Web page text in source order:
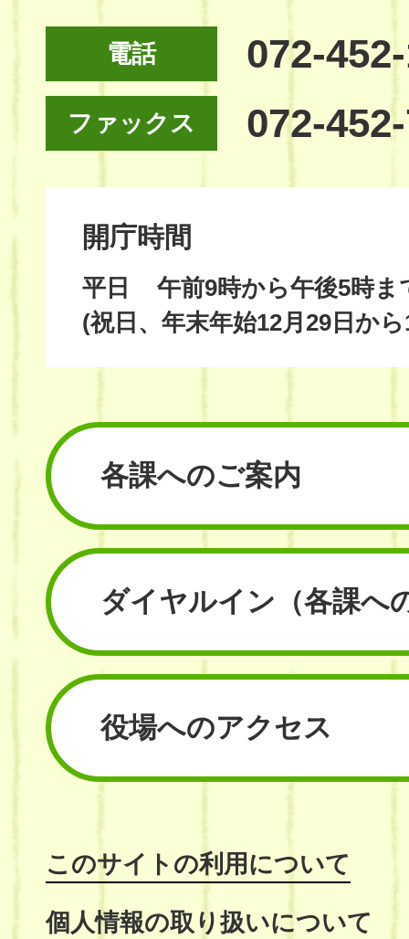
電話 072-
ファックス 072-
開庁時間
平日
午前9時から午後5時ま
(祝日、年末年始12月29日か
各課へのご案内
ダイヤルイン （各課へ
役場へのアクセス
このサイトの利用について
個人情報の取り扱いについて